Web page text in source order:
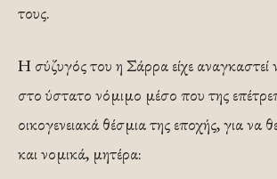
τους.
Η σύζυγός του η Σάρρα είχε αναγκαστεί
στο ύστατο νόμιμο μέσο που της
οικογενειακά θέσμια της εποχής, για να
και νομικά, μητέρα: